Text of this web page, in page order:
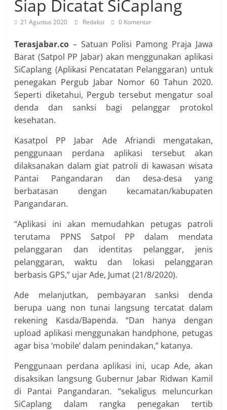
Siap Dicatat SiCaplang
21 Agustus 2020 Redaksi 0 Komentar
Terasjabar.co – Satuan Polisi Pamong Praja Jawa
Barat (Satpol PP Jabar) akan menggunakan aplikasi
SiCaplang (Aplikasi Pencatatan Pelanggaran) untuk
penegakan Pergub Jabar Nomor 60 Tahun 2020.
Seperti diketahui, Pergub tersebut mengatur soal
denda dan sanksi bagi pelanggar protokol
kesehatan.
Kasatpol PP Jabar Ade Afriandi mengatakan,
penggunaan perdana aplikasi tersebut akan
dilaksanakan dalam giat patroli di kawasan wisata
Pantai Pangandaran dan desa-desa yang
berbatasan dengan kecamatan/kabupaten
Pangandaran.
“Aplikasi ini akan memudahkan petugas patroli
terutama PPNS Satpol PP dalam mendata
pelanggaran dan identitas pelanggar, jenis
pelanggaran, waktu dan lokasi pelanggaran
berbasis GPS,” ujar Ade, Jumat (21/8/2020).
Ade melanjutkan, pembayaran sanksi denda
berupa uang non tunai langsung tercatat dalam
rekening Kasda/Bapenda. “Dan hanya dengan
upload aplikasi menggunakan handphone, petugas
agar bisa ‘mobile’ dalam penindakan,” katanya.
Penggunaan perdana aplikasi ini, ucap Ade, akan
disaksikan langsung Gubernur Jabar Ridwan Kamil
di Pantai Pangandaran. “sekaligus meluncurkan
SiCaplang dalam rangka penegakan tertib